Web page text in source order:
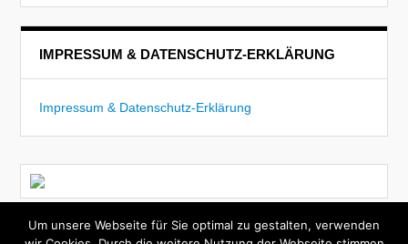
IMPRESSUM & DATENSCHUTZ-ERKLÄRUNG
Impressum & Datenschutz-Erklärung
Today Theme byWPExplorer| Powered by WordPress
Um unsere Webseite für Sie optimal zu gestalten, verwenden